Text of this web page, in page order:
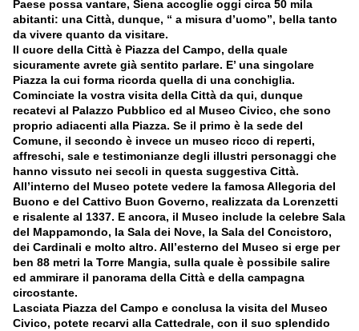
Paese possa vantare, Siena accoglie oggi circa 50 mila
abitanti: una Città, dunque, “ a misura d’uomo”, bella tanto
da vivere quanto da visitare.
Il cuore della Città è Piazza del Campo, della quale
sicuramente avrete già sentito parlare. E’ una singolare
Piazza la cui forma ricorda quella di una conchiglia.
Cominciate la vostra visita della Città da qui, dunque
recatevi al Palazzo Pubblico ed al Museo Civico, che sono
proprio adiacenti alla Piazza. Se il primo è la sede del
Comune, il secondo è invece un museo ricco di reperti,
affreschi, sale e testimonianze degli illustri personaggi che
hanno vissuto nei secoli in questa suggestiva Città.
All’interno del Museo potete vedere la famosa Allegoria del
Buono e del Cattivo Buon Governo, realizzata da Lorenzetti
e risalente al 1337. E ancora, il Museo include la celebre Sala
del Mappamondo, la Sala dei Nove, la Sala del Concistoro,
dei Cardinali e molto altro. All’esterno del Museo si erge per
ben 88 metri la Torre Mangia, sulla quale è possibile salire
ed ammirare il panorama della Città e della campagna
circostante.
Lasciata Piazza del Campo e conclusa la visita del Museo
Civico, potete recarvi alla Cattedrale, con il suo splendido